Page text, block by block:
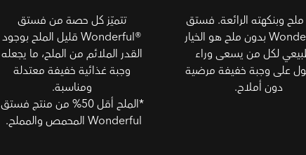
وبنكهته الرائعة. فستق
Wonderful®‎ بدون ملح هو الخيار
لكل من يسعى وراء
على وجبة خفيفة مرضية
دون أملاح.
تتميّز كل حصة من فستق
Wonderful®‎ قليل الملح بوجود
القدر الملائم من الملح، ما يجعله
وجبة غذائية خفيفة معتدلة
ومناسبة.
*الملح أقل 50% من منتج فستق
Wonderful المحمص والمملح.